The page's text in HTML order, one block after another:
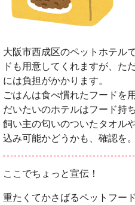
大阪市西成区のペットホテル
ドも用意してくれますが、た
には負担がかかります。
ごはんは食べ慣れたフードを
だいたいのホテルはフード持
飼い主の匂いのついたタオル
込み可能かどうかも、確認を。
ここでちょっと宣伝！
重たくてかさばるペットフー